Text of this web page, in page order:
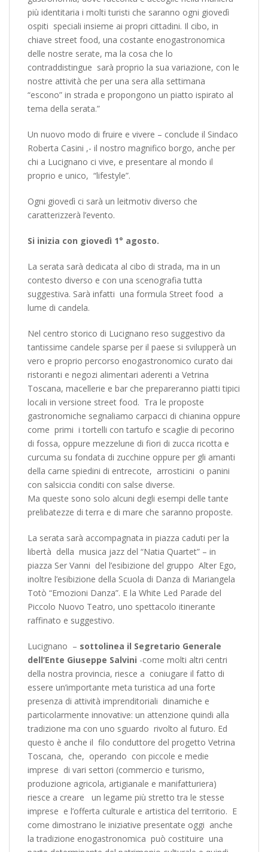
più identitaria i molti turisti che saranno ogni giovedì
ospiti speciali insieme ai propri cittadini. Il cibo, in
chiave street food, una costante enogastronomica
delle nostre serate, ma la cosa che lo
contraddistingue sarà proprio la sua variazione, con le
nostre attività che per una sera alla settimana
“escono” in strada e propongono un piatto ispirato al
tema della serata.”
Un nuovo modo di fruire e vivere – conclude il Sindaco
Roberta Casini ,- il nostro magnifico borgo, anche per
chi a Lucignano ci vive, e presentare al mondo il
proprio e unico, “lifestyle”.
Ogni giovedì ci sarà un leitmotiv diverso che
caratterizzerà l’evento.
Si inizia con giovedì 1° agosto.
La serata sarà dedicata al cibo di strada, ma in un
contesto diverso e con una scenografia tutta
suggestiva. Sarà infatti una formula Street food a
lume di candela.
Nel centro storico di Lucignano reso suggestivo da
tantissime candele sparse per il paese si svilupperà un
vero e proprio percorso enogastronomico curato dai
ristoranti e negozi alimentari aderenti a Vetrina
Toscana, macellerie e bar che prepareranno piatti tipici
locali in versione street food. Tra le proposte
gastronomiche segnaliamo carpacci di chianina oppure
come primi i tortelli con tartufo e scaglie di pecorino
di fossa, oppure mezzelune di fiori di zucca ricotta e
curcuma su fondata di zucchine oppure per gli amanti
della carne spiedini di entrecote, arrosticini o panini
con salsiccia conditi con salse diverse.
Ma queste sono solo alcuni degli esempi delle tante
prelibatezze di terra e di mare che saranno proposte.
La serata sarà accompagnata in piazza caduti per la
libertà della musica jazz del “Natia Quartet” – in
piazza Ser Vanni del l’esibizione del gruppo Alter Ego,
inoltre l’esibizione della Scuola di Danza di Mariangela
Totò “Emozioni Danza”. E la White Led Parade del
Piccolo Nuovo Teatro, uno spettacolo itinerante
raffinato e suggestivo.
Lucignano – sottolinea il Segretario Generale
dell’Ente Giuseppe Salvini -come molti altri centri
della nostra provincia, riesce a coniugare il fatto di
essere un’importante meta turistica ad una forte
presenza di attività imprenditoriali dinamiche e
particolarmente innovative: un attenzione quindi alla
tradizione ma con uno sguardo rivolto al futuro. Ed
questo è anche il filo conduttore del progetto Vetrina
Toscana, che, operando con piccole e medie
imprese di vari settori (commercio e turismo,
produzione agricola, artigianale e manifatturiera)
riesce a creare un legame più stretto tra le stesse
imprese e l’offerta culturale e artistica del territorio. E
come dimostrano le iniziative presentate oggi anche
la tradizione enogastronomica può costituire una